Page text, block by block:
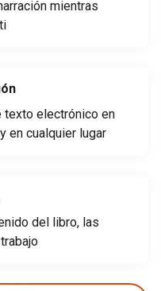
mientras
texto electrónico en
en cualquier lugar
del libro, las